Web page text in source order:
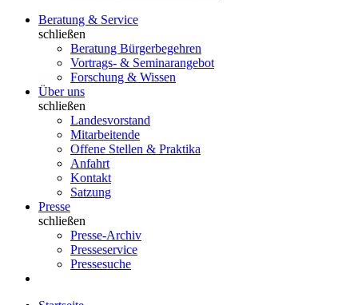
Beratung & Service
schließen
Beratung Bürgerbegehren
Vortrags- & Seminarangebot
Forschung & Wissen
Über uns
schließen
Landesvorstand
Mitarbeitende
Offene Stellen & Praktika
Anfahrt
Kontakt
Satzung
Presse
schließen
Presse-Archiv
Presseservice
Pressesuche